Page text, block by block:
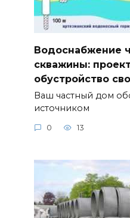
Водоснабжение
скважины:
обустройство
Ваш частный дом
источником
0 13